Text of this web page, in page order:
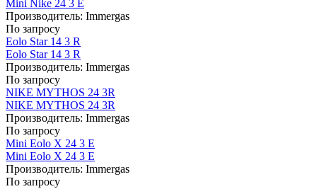
Mini Nike 24 3 E
Производитель: Immergas
По запросу
Eolo Star 14 3 R
Eolo Star 14 3 R
Производитель: Immergas
По запросу
NIKE MYTHOS 24 3R
NIKE MYTHOS 24 3R
Производитель: Immergas
По запросу
Mini Eolo X 24 3 E
Mini Eolo X 24 3 E
Производитель: Immergas
По запросу